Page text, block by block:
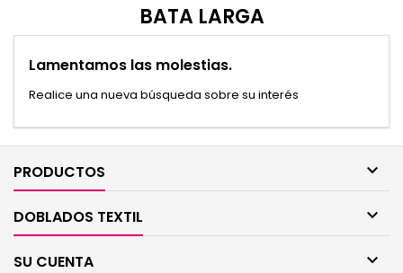
BATA LARGA
Lamentamos las molestias.
Realice una nueva búsqueda sobre su interés
PRODUCTOS 
DOBLADOS TEXTIL 
SU CUENTA 